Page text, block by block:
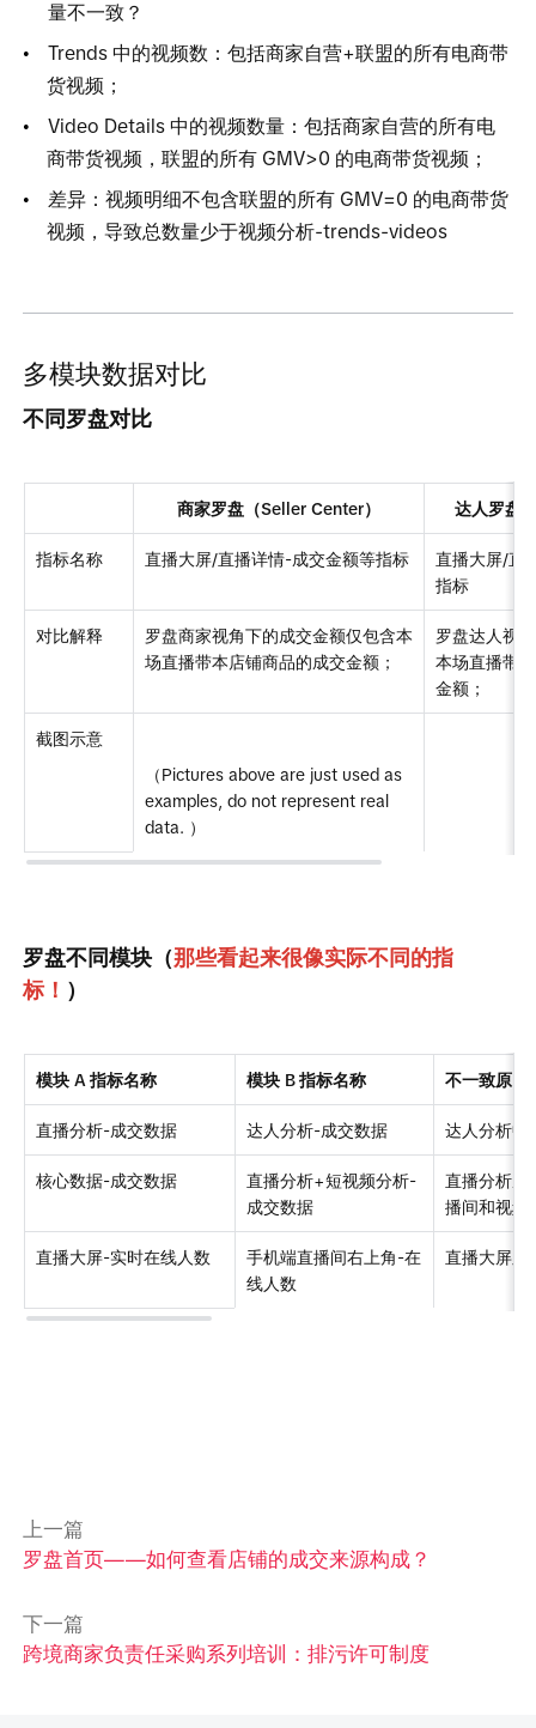
量不一致？
Trends中的视频数：包括商家自营+联盟的所有电商带
货视频；
Video Details中的视频数量：包括商家自营的所有电
商带货视频，联盟的所有 GMV>0 的电商带货视频；
差异：视频明细不包含联盟的所有 GMV=0 的电商带货
视频，导致总数量少于视频分析-trends-videos
多模块数据对比
不同罗盘对比
商家罗盘（Seller Center） 达人罗盘
指标名称 直播大屏/直播详情-成交金额等指标
直播大屏/直
指标
对比解释
罗盘商家视角下的成交金额仅包含本
场直播带本店铺商品的成交金额；
罗盘达人视
本场直播带
金额；
截图示意
（Pictures above are just used as
examples, do not represent real
data. ）
罗盘不同模块（那些看起来很像实际不同的指
标！ ）
模块 A指标名称 模块 B指标名称 不一致原因
直播分析-成交数据 达人分析-成交数据 达人分析中
核心数据-成交数据
直播分析+短视频分析-
成交数据
直播分析成
播间和视频
直播大屏-实时在线人数
手机端直播间右上角-在
线人数
直播大屏显
上一篇
罗盘首页——如何查看店铺的成交来源构成？
下一篇
跨境商家负责任采购系列培训：排污许可制度